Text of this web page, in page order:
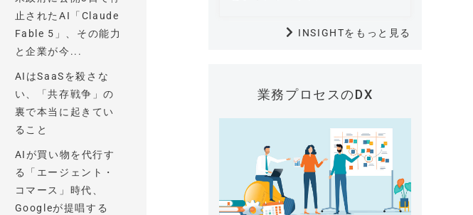
止されたAI「Claude
Fable 5」、その能力
と企業が今...
AIはSaaSを殺さな
い、「共存戦争」の
裏で本当に起きてい
ること
AIが買い物を代行す
る「エージェント・
コマース」時代、
Googleが提唱する
INSIGHTをもっと見る
業務プロセスのDX